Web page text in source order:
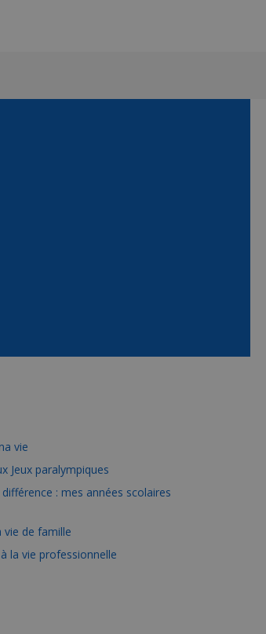
vie
Jeux paralympiques
: mes années scolaires
vie de famille
la vie professionnelle